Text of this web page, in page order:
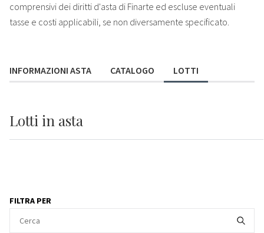
comprensivi dei diritti d'asta di Finarte ed escluse eventuali
tasse e costi applicabili, se non diversamente specificato.
INFORMAZIONI ASTA CATALOGO LOTTI
Lotti in asta
FILTRA PER